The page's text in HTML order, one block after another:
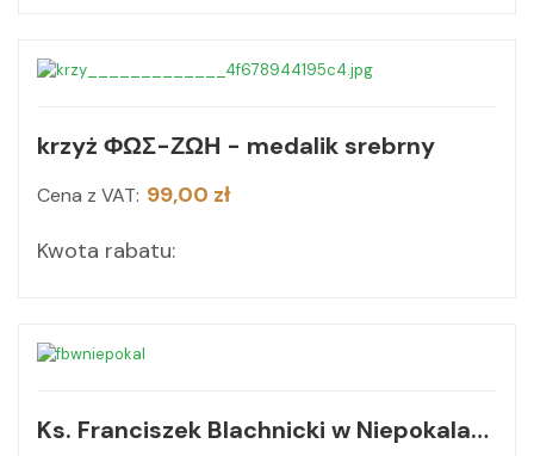
krzyż ΦΩΣ-ΖΩΗ - medalik srebrny
Cena z VAT: 99,00 zł
Kwota rabatu:
Ks. Franciszek Blachnicki w Niepokalanowie